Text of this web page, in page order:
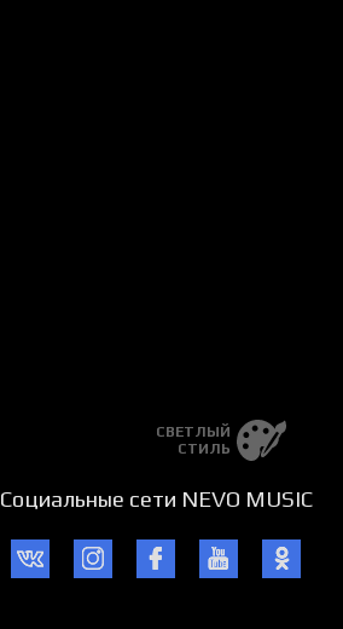
СВЕТЛЫЙ
СТИЛЬ
Социальные сети NEVO MUSIC